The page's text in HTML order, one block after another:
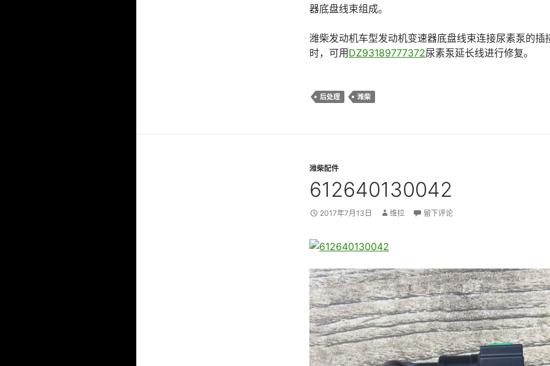
器底盘线束组成。
潍柴发动机车型发动机变速器底盘线束连接尿素泵的插
时，可用 DZ93189777372尿素泵延长线进行修复。
后处理 潍柴
潍柴配件
612640130042
2017年7月13日 维拉 留下评论